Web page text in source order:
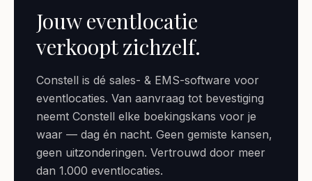
Jouw eventlocatie
verkoopt zichzelf.
Constell is dé sales- & EMS-software voor
eventlocaties. Van aanvraag tot bevestiging
neemt Constell elke boekingskans voor je
waar — dag én nacht. Geen gemiste kansen,
geen uitzonderingen. Vertrouwd door meer
dan 1.000 eventlocaties.